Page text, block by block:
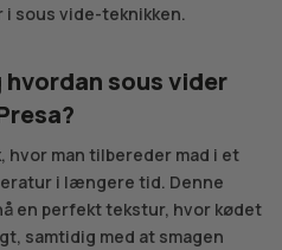
sous vide-teknikken.
hvordan sous vider
hvor man tilbereder mad i et
i længere tid. Denne
en perfekt tekstur, hvor kødet
samtidig med at smagen